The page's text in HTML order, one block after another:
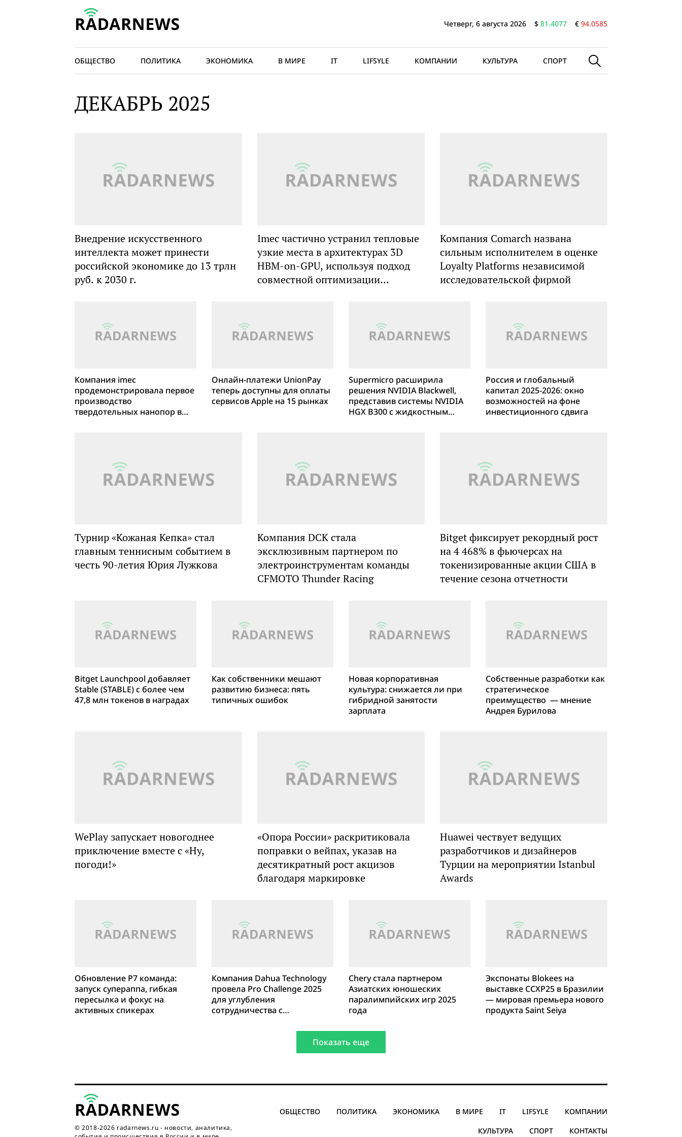
Четверг, 6 августа 2026 $ 81.4077 € 94.0585
ОБЩЕСТВО ПОЛИТИКА ЭКОНОМИКА В МИРЕ IT LIFSYLE КОМПАНИИ КУЛЬТУРА СПОРТ
ДЕКАБРЬ 2025
Внедрение искусственного
интеллекта может принести
российской экономике до 13 трлн
руб. к 2030 г.
Imec частично устранил тепловые
узкие места в архитектурах 3D
HBM-on-GPU, используя подход
совместной оптимизации
Компания Comarch названа
сильным исполнителем в оценке
Loyalty Platforms независимой
исследовательской фирмой
Компания imec
продемонстрировала первое
производство
твердотельных нанопор в
Онлайн-платежи UnionPay
теперь доступны для оплаты
сервисов Apple на 15 рынках
Supermicro расширила
решения NVIDIA Blackwell,
представив системы NVIDIA
HGX B300 с жидкостным
Россия и глобальный
капитал 2025-2026: окно
возможностей на фоне
инвестиционного сдвига
Турнир «Кожаная Кепка» стал
главным теннисным событием в
честь 90-летия Юрия Лужкова
Компания DCK стала
эксклюзивным партнером по
электроинструментам команды
CFMOTO Thunder Racing
Bitget фиксирует рекордный рост
на 4 468% в фьючерсах на
токенизированные акции США в
течение сезона отчетности
Bitget Launchpool добавляет
Stable (STABLE) с более чем
47,8 млн токенов в наградах
Как собственники мешают
развитию бизнеса: пять
типичных ошибок
Новая корпоративная
культура: снижается ли при
гибридной занятости
зарплата
Собственные разработки как
стратегическое
преимущество — мнение
Андрея Бурилова
WePlay запускает новогоднее
приключение вместе с «Ну,
погоди!»
«Опора России» раскритиковала
поправки о вейпах, указав на
десятикратный рост акцизов
благодаря маркировке
Huawei чествует ведущих
разработчиков и дизайнеров
Турции на мероприятии Istanbul
Awards
Обновление Р7 команда:
запуск супераппа, гибкая
пересылка и фокус на
активных спикерах
Компания Dahua Technology
провела Pro Challenge 2025
для углубления
сотрудничества с
Chery стала партнером
Азиатских юношеских
паралимпийских игр 2025
года
Экспонаты Blokees на
выставке CCXP25 в Бразилии
— мировая премьера нового
продукта Saint Seiya
Показать еще
© 2018-2026 radarnews.ru - новости, аналитика,
ОБЩЕСТВО ПОЛИТИКА ЭКОНОМИКА В МИРЕ IT LIFSYLE
КОМПАНИИ
КУЛЬТУРА
СПОРТ КОНТАКТЫ